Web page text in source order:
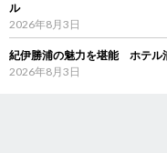
ル
2026年8月3日
紀伊勝浦の魅力を堪能 ホテル
2026年8月3日